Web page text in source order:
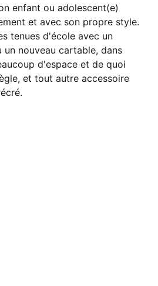
enfant ou adolescent(e)
et avec son propre style.
tenues d'école avec un
un nouveau cartable, dans
d'espace et de quoi
et tout autre accessoire